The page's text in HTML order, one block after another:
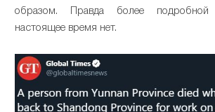
образом. Правда более
настоящее время нет.